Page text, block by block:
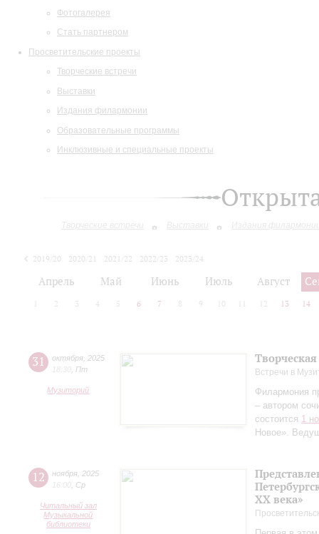
Фотогалерея
Стать партнером
Просветительские проекты
Творческие встречи
Выставки
Издания филармонии
Образовательные программы
Инклюзивные и специальные проекты
Творческие встречи Выставки Издания
2019/20 2020/21 2021/22 2022/23
2023/24
Апрель Май Июнь Июль Август
2 3 4 5 6 7 8 9 10 12 13 14
31 октября 2025
18:30 Пт
Музиторий
Встречи в
Филармония
– автором
состоится 1
Новое».
12 ноября 2025
16:00 Ср
Читальный зал
Музыкальной
библиотеки
ХХ века»